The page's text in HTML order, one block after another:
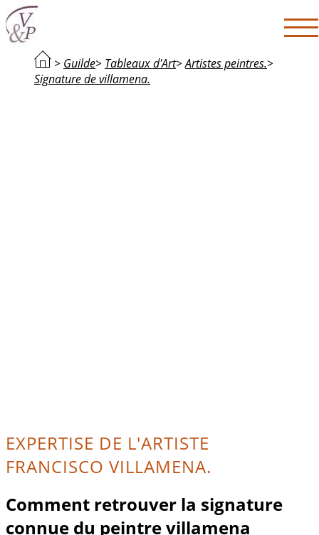
> Guilde> Tableaux d'Art>Artistes peintres.>
Signature de villamena.
EXPERTISE DE L'ARTISTE
FRANCISCO VILLAMENA.
Comment retrouver la signature
connue du peintre villamena